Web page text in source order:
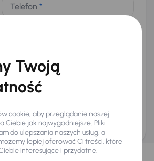
Telefon *
(opcjonalnie)
Wyślij zapytanie
pojazdu. AURES Holdings a.s., z siedzibą
184 00 Praga 8, będzie przechowywać i przetwarzać
z zasadami ochrony i przetwarzaniadanych
dla Ciebie
Twoją
cookie, aby przeglądanie naszej
Ciebie jak najwygodniejsze. Pliki
do ulepszania naszych usług, a
lepiej oferować Ci treści, które
interesujące i przydatne.